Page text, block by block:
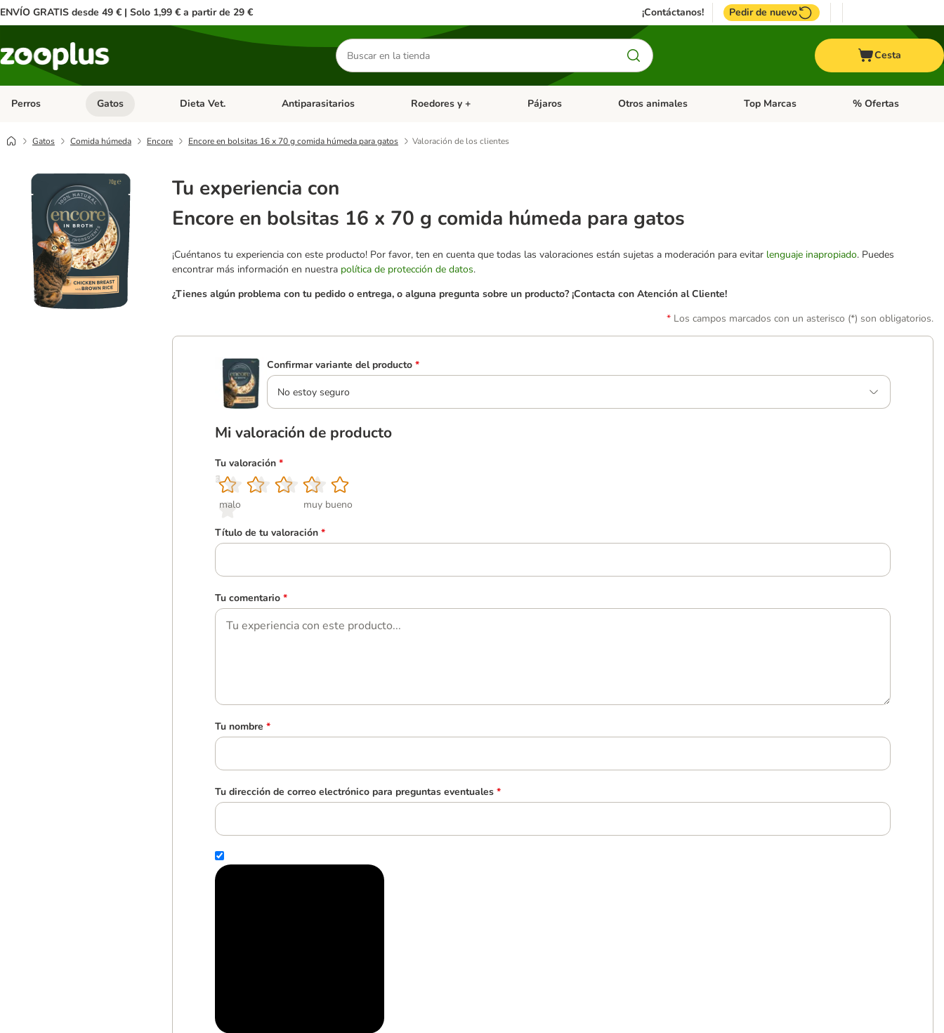
ENVÍO GRATIS desde 49 € | Solo 1,99 € a partir de 29 € ¡Contáctanos! Pedir de nuevo
Buscar
productos
Cesta
Perros Menú de categoria abierto: Perros
Gatos Menú de categoria abierto: Gatos
Dieta Vet. Menú de categoria abierto: Dieta Vet.
Antiparasitarios Menú de categoria abierto: Antiparasitarios
Roedores y + Menú de categoria abierto: Roedores y +
Pájaros Menú de categoria abierto: Pájaros
Otros animales Menú de categoria abierto: Otros animales
Top Marcas Menú de categoria
% Ofertas
Gatos Comida húmeda Encore Encore en bolsitas 16 x 70 g comida húmeda para gatos Valoración de los clientes
Tu experiencia con
Encore en bolsitas 16 x 70 g comida húmeda para gatos
¡Cuéntanos tu experiencia con este producto! Por favor, ten en cuenta que todas las valoraciones están sujetas a moderación para evitar lenguaje inapropiado. Puedes
encontrar más información en nuestra política de protección de datos.
¿Tienes algún problema con tu pedido o entrega, o alguna pregunta sobre un producto? ¡Contacta con Atención al Cliente!
Los campos marcados con un asterisco (*) son obligatorios.
Confirmar variante del producto *
No estoy seguro
Mi valoración de producto
Tu valoración *
1
malo
2
3
4
5
muy bueno
Título de tu valoración *
Tu comentario *
Tu nombre *
Tu dirección de correo electrónico para preguntas eventuales *